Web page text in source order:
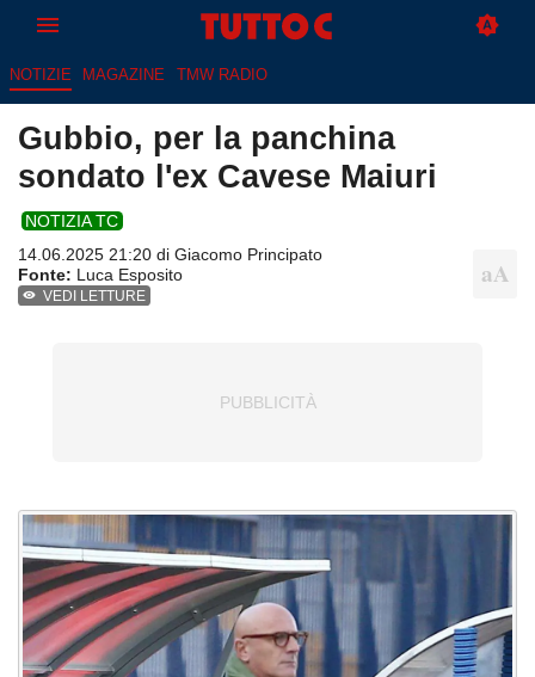
NOTIZIE MAGAZINE TMW RADIO
Gubbio, per la panchina
sondato l'ex Cavese Maiuri
NOTIZIA TC
14.06.2025 21:20 di Giacomo Principato
Fonte: Luca Esposito
VEDI LETTURE